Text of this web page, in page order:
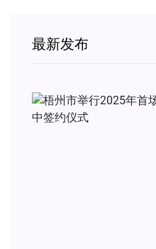
最新发布